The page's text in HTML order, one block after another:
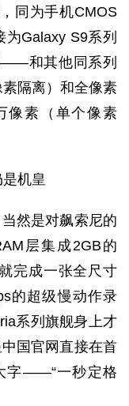
同为手机CMOS
Galaxy S9系列
——和其他同系列
隔离）和全像素
像素（单个像素
然是对飙索尼的
层集成2GB的
完成一张全尺寸
的超级慢动作录
系列旗舰身上才
国官网直接在首
字——“一秒定格